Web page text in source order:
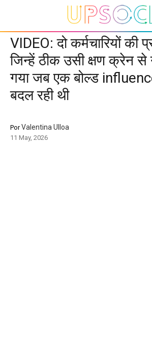
VIDEO: दो कर्मचारियों की
जिन्हें ठीक उसी क्षण क्रेन से
गया जब एक बोल्ड
बदल रही थी
PorValentina Ulloa
11 May, 2026